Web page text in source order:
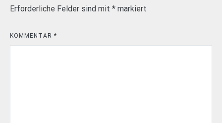
Erforderliche Felder sind mit * markiert
KOMMENTAR *